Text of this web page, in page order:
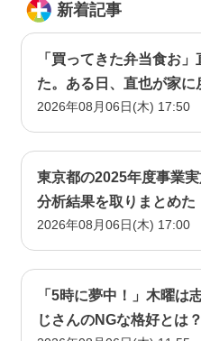
新着記事
「買ってきた弁当食お
た。ある日、直也が家
に取り巻きだった男・立
2026年08月06日(木) 17:50
東京都の2025年度事業
分析結果を取りまとめ
2026年08月06日(木) 17:00
「5時に夢中！」木曜は
じさんのNGな格好とは？